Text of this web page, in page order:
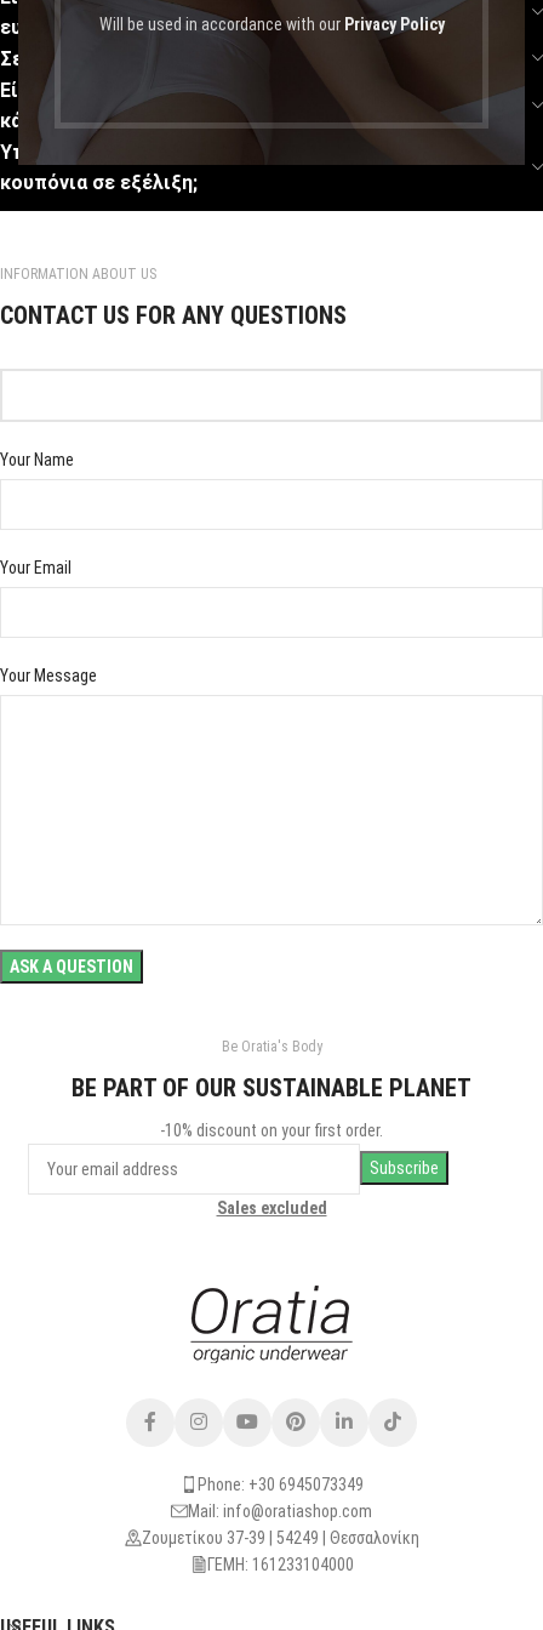
Will be used in accordance with our Privacy Policy
ευαίσθητο δέρμα ή αλλεργίες;
Σε τι μεγέθη διατίθενται τα προϊόντα σας;
Είναι ασφαλείς οι συναλλαγές μου μέσω πιστωτικής
κάρτας;
Υπάρχουν διαθέσιμες προσφορές, εκπτώσεις ή
κουπόνια σε εξέλιξη;
INFORMATION ABOUT US
CONTACT US FOR ANY QUESTIONS
Your Name
Your Email
Your Message
Be Oratia's Body
BE PART OF OUR SUSTAINABLE PLANET
-10% discount on your first order.
Sales excluded
Phone: +30 6945073349
Mail: info@oratiashop.com
Ζουμετίκου 37-39 | 54249 | Θεσσαλονίκη
ΓΕΜΗ: 161233104000